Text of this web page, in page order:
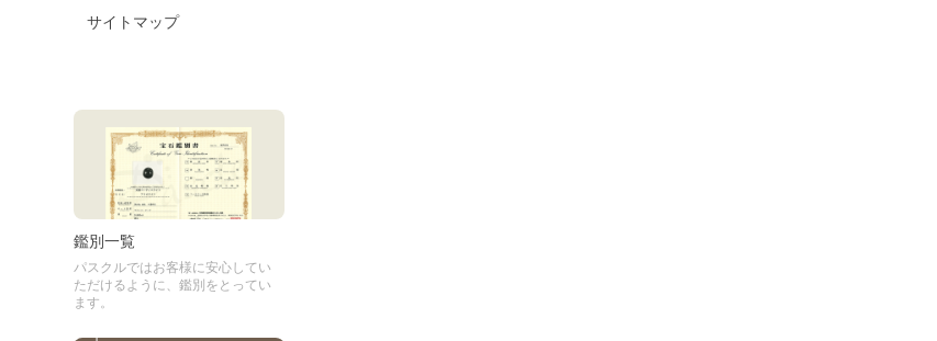
サイトマップ
鑑別一覧
パスクルではお客様に安心してい
ただけるように、鑑別をとってい
ます。